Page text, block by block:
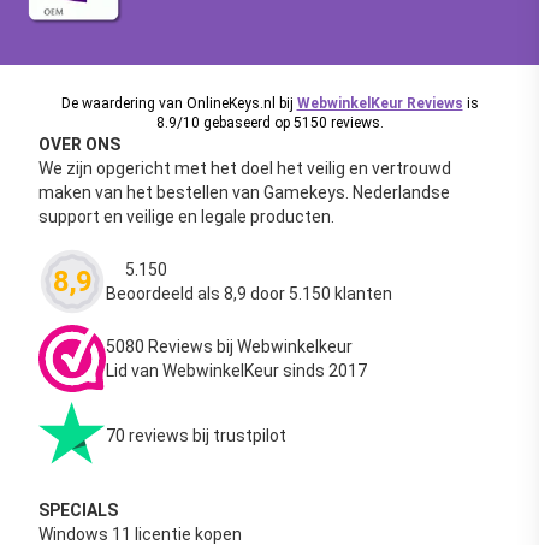
De waardering van OnlineKeys.nl bij WebwinkelKeur Reviews is
8.9/10 gebaseerd op 5150 reviews.
OVER ONS
We zijn opgericht met het doel het veilig en vertrouwd
maken van het bestellen van Gamekeys. Nederlandse
support en veilige en legale producten.
8,9 Waardering
5.150
Beoordeeld als 8,9 door 5.150 klanten
5080 Reviews bij Webwinkelkeur
Lid van WebwinkelKeur sinds 2017
70 reviews bij trustpilot
SPECIALS
Windows 11 licentie kopen